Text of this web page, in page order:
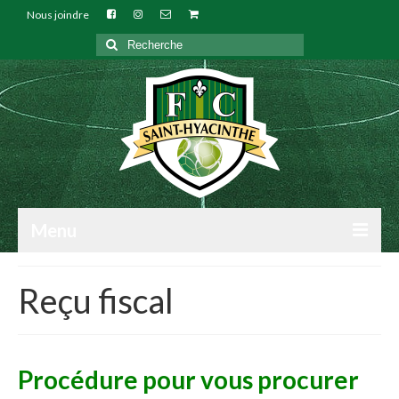
Nous joindre
Rechercher
:
INSCRIPTIONS
ARBITRES
Reçu fiscal
Procédure pour vous procurer